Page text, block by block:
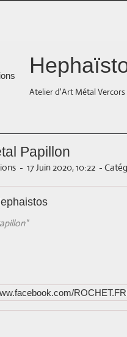
Atelier d'Art Métal Vercors
Papillon
- 17 Juin 2020, 10:22 -